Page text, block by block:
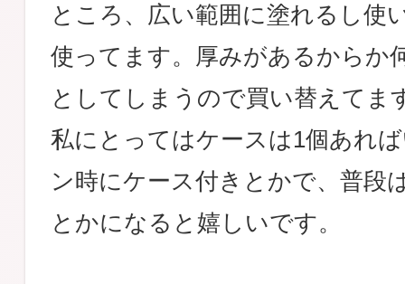
ところ、広い範囲に塗れるし使
使ってます。厚みがあるからか
としてしまうので買い替えてま
私にとってはケースは1個あれ
ン時にケース付きとかで、普段
とかになると嬉しいです。